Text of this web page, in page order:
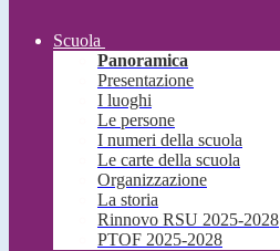
Scuola
Panoramica
Presentazione
I luoghi
Le persone
I numeri della scuola
Le carte della scuola
Organizzazione
La storia
Rinnovo RSU 2025-2028
PTOF 2025-2028